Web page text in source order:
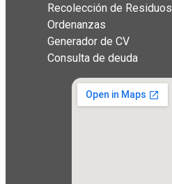
Recolección de Residuos
Ordenanzas
Generador de CV
Consulta de deuda